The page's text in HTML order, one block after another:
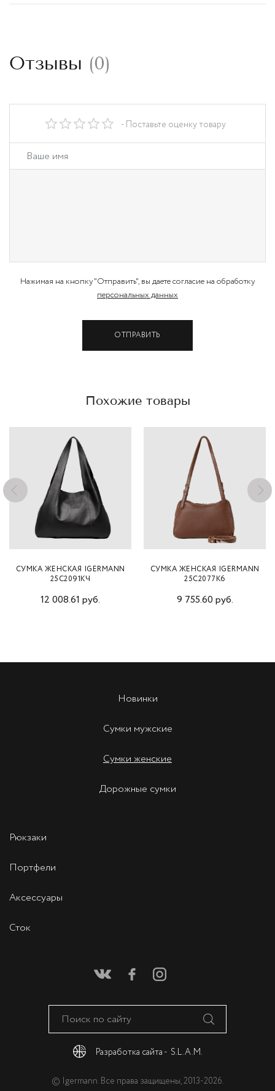
Отзывы (0)
- Поставьте оценку товару
Нажимая на кнопку "Отправить", вы даете согласие на обработку
персональных данных
ОТПРАВИТЬ
Похожие товары
СУМКА ЖЕНСКАЯ IGERMANN
25С2091КЧ
12 008.61 руб.
СУМКА ЖЕНСКАЯ IGERMANN
25С2077К6
9 755.60 руб.
Новинки
Сумки мужские
Сумки женские
Дорожные сумки
Рюкзаки
Портфели
Аксессуары
Сток
Разработка сайта - S.L.A.M.
© Igermann. Все права защищены, 2013-2026.